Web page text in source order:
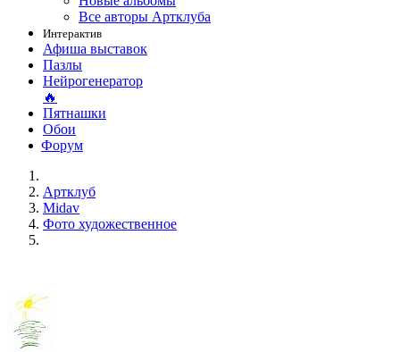
Все авторы Артклуба
Интерактив
Афиша выставок
Пазлы
Нейрогенератор
🔥
Пятнашки
Обои
Форум
Артклуб
Midav
Фото художественное